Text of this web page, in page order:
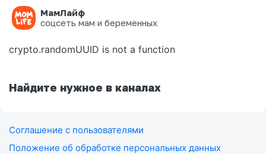
МамЛайф
соцсеть мам и беременных
Ошибка на странице
crypto.randomUUID is not a function
Найдите нужное в каналах
Соглашение с пользователями
Положение об обработке персональных данных